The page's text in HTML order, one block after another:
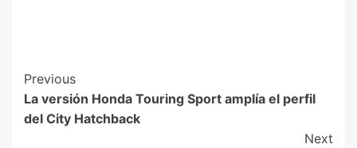
Previous
La versión Honda Touring Sport amplía el perfil
del City Hatchback
Next